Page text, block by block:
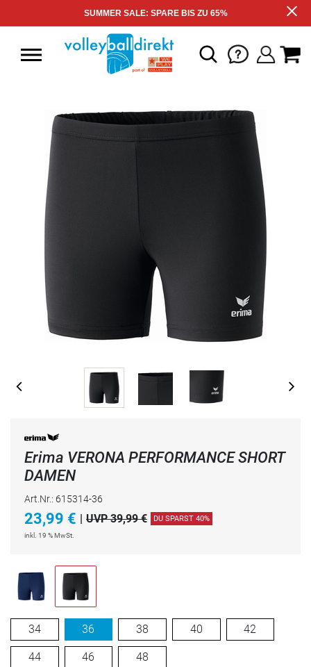
SUMMER SALE: SPARE BIS ZU 65%
Erima VERONA PERFORMANCE SHORT
DAMEN
Art.Nr.: 615314-36
23,99 € | UVP 39,99 € DU SPARST 40%
inkl. 19 % MwSt.
34 36 38 40 42
44 46 48